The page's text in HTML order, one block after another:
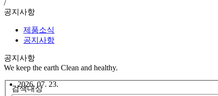
/
공지사항
제품소식
공지사항
공지사항
We keep the earth Clean and healthy.
검색대상
2026. 07. 23.